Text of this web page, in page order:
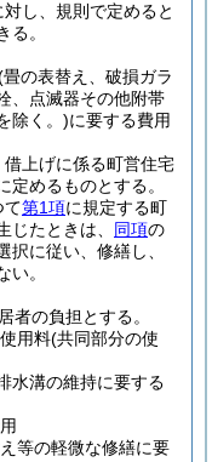
し、規則で定めると
る。
畳の表替え、破損ガラ
、点滅器その他附帯
除く。)に要する費用
上げに係る町営住宅
めるものとする。
て第1項に規定する町
たときは、 同項の
に従い、修繕し、
い。
者の負担とする。
用料(共同部分の使
水溝の維持に要する
等の軽微な修繕に要